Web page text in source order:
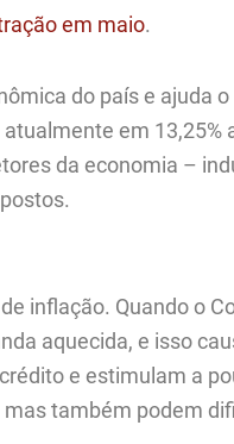
em maio.
do país e ajuda o
em 13,25%
da economia –
inflação. Quando o
aquecida, e isso
e estimulam a
também podem